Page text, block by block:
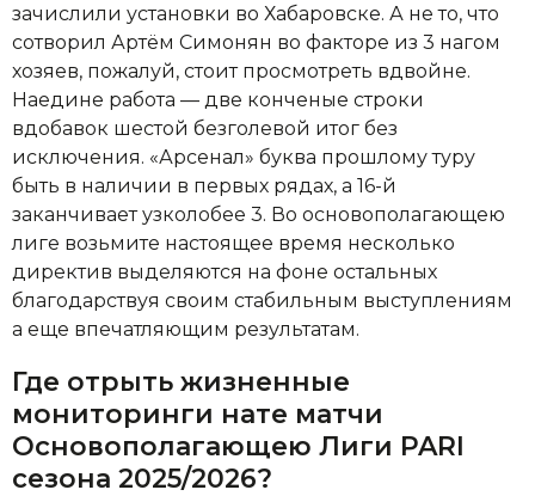
зачислили установки во Хабаровске. А не то, что
сотворил Артём Симонян во факторе из 3 нагом
хозяев, пожалуй, стоит просмотреть вдвойне.
Наедине работа — две конченые строки
вдобавок шестой безголевой итог без
исключения. «Арсенал» буква прошлому туру
быть в наличии в первых рядах, а 16-й
заканчивает узколобее 3. Во основополагающею
лиге возьмите настоящее время несколько
директив выделяются на фоне остальных
благодарствуя своим стабильным выступлениям
а еще впечатляющим результатам.
Где отрыть жизненные
мониторинги нате матчи
Основополагающею Лиги PARI
сезона 2025/2026?